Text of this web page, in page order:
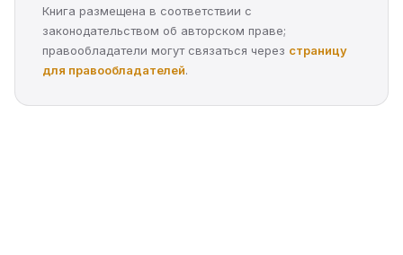
Книга размещена в соответствии с
законодательством об авторском праве;
правообладатели могут связаться через страницу
для правообладателей.